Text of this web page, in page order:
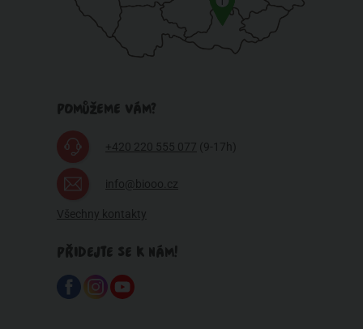
POMŮŽEME VÁM?
+420 220 555 077 (9-17h)
info@biooo.cz
Všechny kontakty
PŘIDEJTE SE K NÁM!